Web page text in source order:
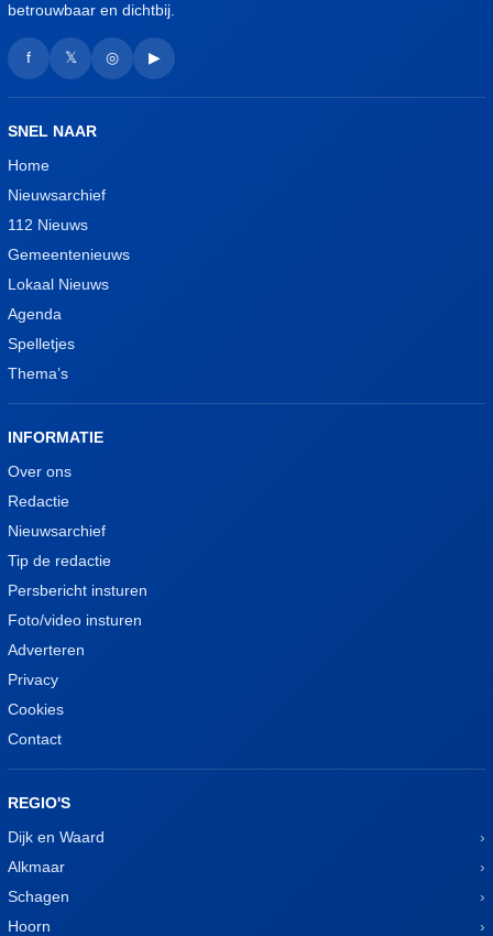
betrouwbaar en dichtbij.
f 𝕏 ◎ ▶
SNEL NAAR
Home
Nieuwsarchief
112 Nieuws
Gemeentenieuws
Lokaal Nieuws
Agenda
Spelletjes
Thema’s
INFORMATIE
Over ons
Redactie
Nieuwsarchief
Tip de redactie
Persbericht insturen
Foto/video insturen
Adverteren
Privacy
Cookies
Contact
REGIO'S
Dijk en Waard
Alkmaar
Schagen
Hoorn